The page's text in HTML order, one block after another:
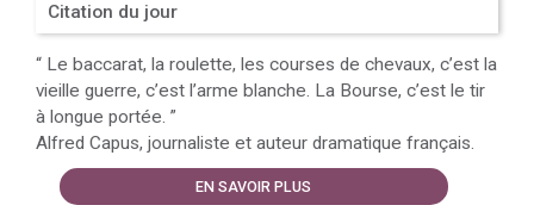
Citation du jour
“ Le baccarat, la roulette, les courses de chevaux, c’est la
vieille guerre, c’est l’arme blanche. La Bourse, c’est le tir
à longue portée. ”
Alfred Capus, journaliste et auteur dramatique français.
EN SAVOIR PLUS